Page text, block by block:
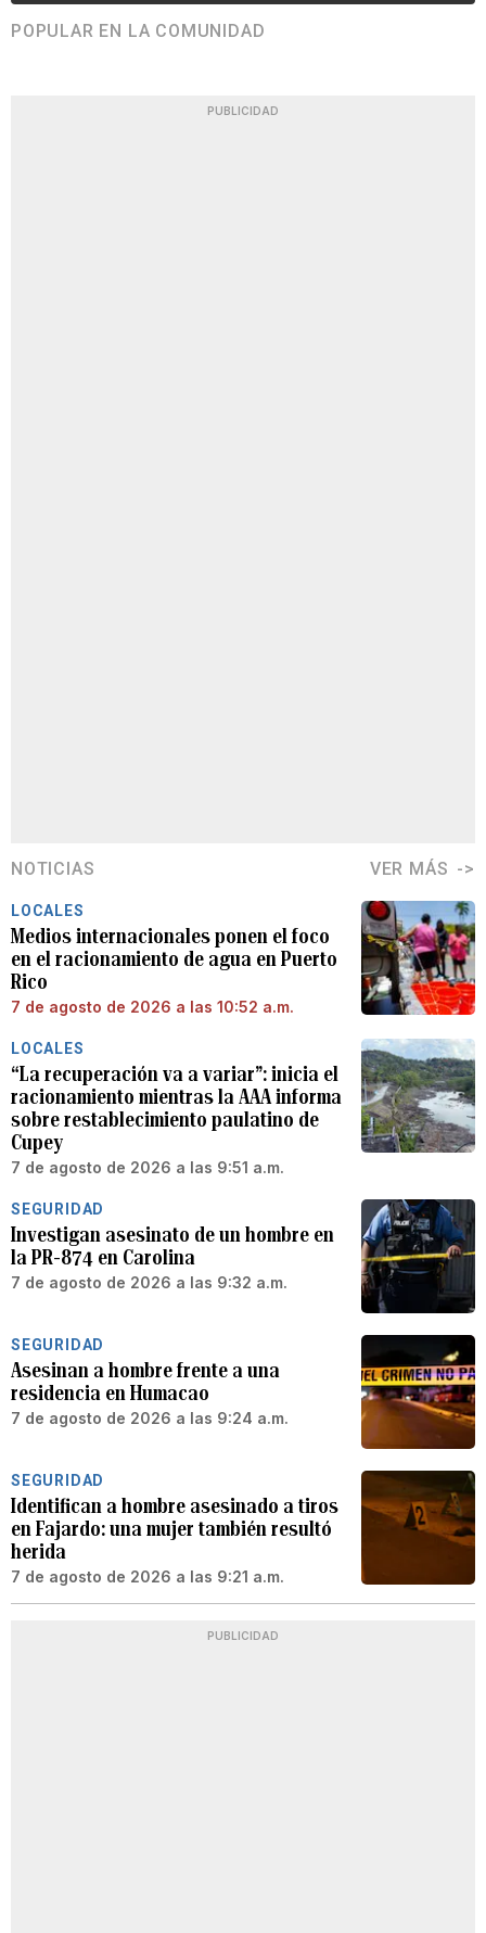
POPULAR EN LA COMUNIDAD
PUBLICIDAD
NOTICIAS VER MÁS
LOCALES
Medios internacionales ponen el foco
en el racionamiento de agua en Puerto
Rico
7 de agosto de 2026 a las 10:52 a.m.
LOCALES
“La recuperación va a variar”: inicia el
racionamiento mientras la AAA informa
sobre restablecimiento paulatino de
Cupey
7 de agosto de 2026 a las 9:51 a.m.
SEGURIDAD
Investigan asesinato de un hombre en
la PR-874 en Carolina
7 de agosto de 2026 a las 9:32 a.m.
SEGURIDAD
Asesinan a hombre frente a una
residencia en Humacao
7 de agosto de 2026 a las 9:24 a.m.
SEGURIDAD
Identifican a hombre asesinado a tiros
en Fajardo: una mujer también resultó
herida
7 de agosto de 2026 a las 9:21 a.m.
PUBLICIDAD